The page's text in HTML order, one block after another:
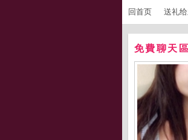
回首页 送礼
免費聊天區